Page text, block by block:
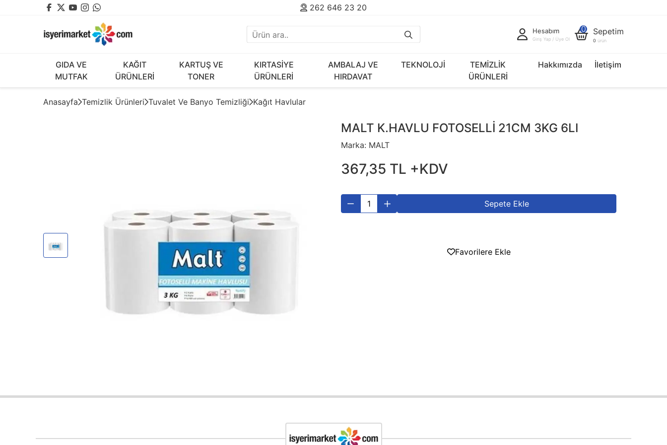
262 646 23 20
Hesabım
Giriş Yap / Üye Ol
0 Sepetim
0 ürün
GIDA VE
MUTFAK
KAĞIT
ÜRÜNLERİ
KARTUŞ VE
TONER
KIRTASİYE
ÜRÜNLERİ
AMBALAJ VE
HIRDAVAT
TEKNOLOJİ
TEMİZLİK
ÜRÜNLERİ
Hakkımızda İletişim
Anasayfa Temizlik Ürünleri Tuvalet Ve Banyo Temizliği Kağıt Havlular
MALT K.HAVLU FOTOSELLİ 21CM 3KG 6LI
Marka: MALT
367,35 TL +KDV
Sepete Ekle
Favorilere Ekle